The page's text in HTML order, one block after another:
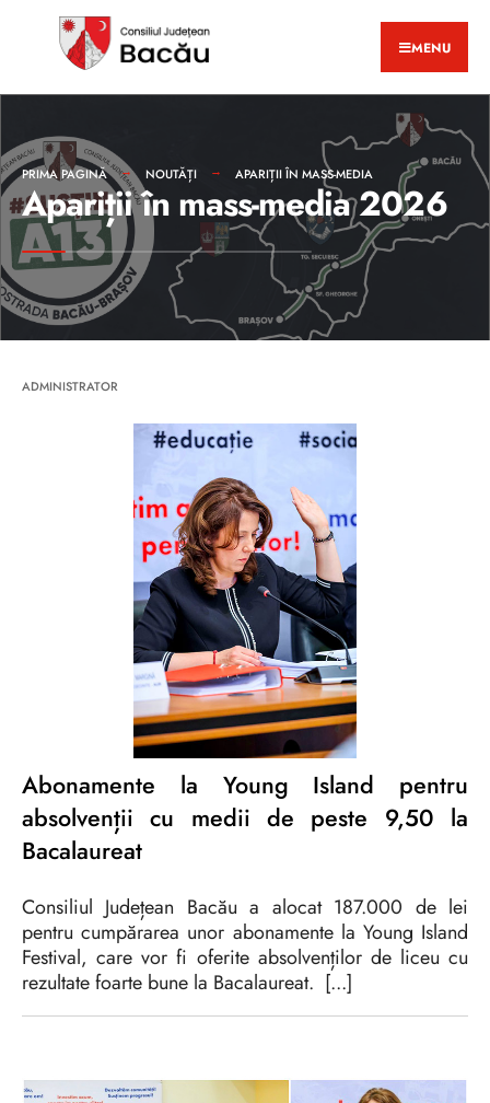
MENU
PRIMA PAGINĂ NOUTĂȚI APARIȚII ÎN MASS-MEDIA
Apariții în mass-media 2026
ADMINISTRATOR
Abonamente la Young Island pentru
absolvenții cu medii de peste 9,50 la
Bacalaureat
Consiliul Județean Bacău a alocat 187.000 de lei
pentru cumpărarea unor abonamente la Young Island
Festival, care vor fi oferite absolvenților de liceu cu
rezultate foarte bune la Bacalaureat. [...]